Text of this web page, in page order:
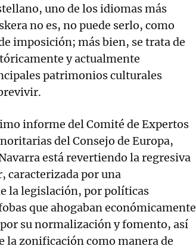
uno de los idiomas más
no es, no puede serlo, como
imposición; más bien, se trata de
y actualmente
patrimonios culturales
informe del Comité de Expertos
del Consejo de Europa,
está revertiendo la regresiva
por una
la legislación, por políticas
que ahogaban económicamente
su normalización y fomento, así
la zonificación como manera de